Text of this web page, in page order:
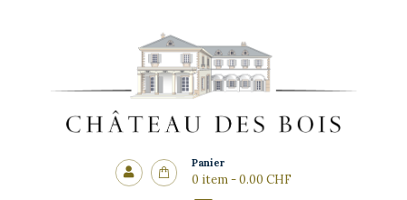
Panier
0 item-0.00 CHF
CHÂTEAU DES BOIS